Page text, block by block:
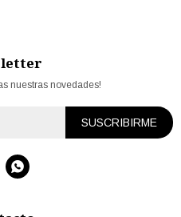
nuestras novedades!
SUSCRIBIRME
